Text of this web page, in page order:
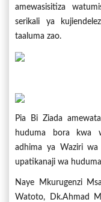
amewasisitiza
serikali ya
taaluma zao.
Pia Bi Ziada
huduma bora kwa
adhima ya Waziri
upatikanaji wa
Naye Mkurugenzi
Watoto, Dk.Ahmad